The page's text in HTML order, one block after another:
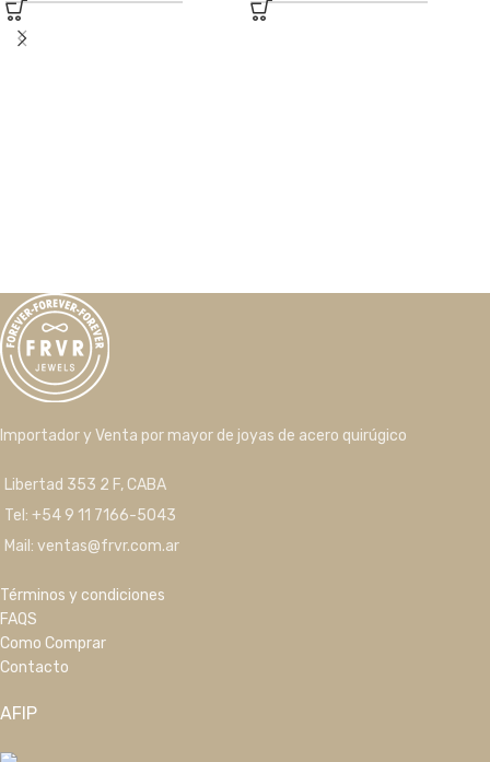
Importador y Venta por mayor de joyas de acero quirúgico
Libertad 353 2 F, CABA
Tel: +54 9 11 7166-5043
Mail: ventas@frvr.com.ar
Términos y condiciones
FAQS
Como Comprar
Contacto
AFIP